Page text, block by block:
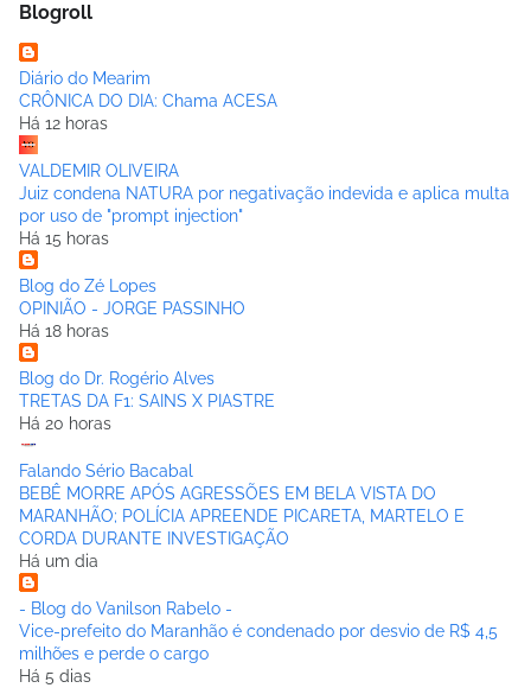
Blogroll
Diário do Mearim
CRÔNICA DO DIA: Chama ACESA
Há 12 horas
VALDEMIR OLIVEIRA
Juiz condena NATURA por negativação indevida e aplica multa
por uso de "prompt injection"
Há 15 horas
Blog do Zé Lopes
OPINIÃO - JORGE PASSINHO
Há 18 horas
Blog do Dr. Rogério Alves
TRETAS DA F1: SAINS X PIASTRE
Há 20 horas
Falando Sério Bacabal
BEBÊ MORRE APÓS AGRESSÕES EM BELA VISTA DO
MARANHÃO; POLÍCIA APREENDE PICARETA, MARTELO E
CORDA DURANTE INVESTIGAÇÃO
Há um dia
- Blog do Vanilson Rabelo -
Vice-prefeito do Maranhão é condenado por desvio de R$ 4,5
milhões e perde o cargo
Há 5 dias